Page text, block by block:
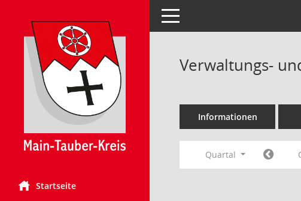
Startseite
Toggle navigation
Verwaltungs-
Informationen
Quartal